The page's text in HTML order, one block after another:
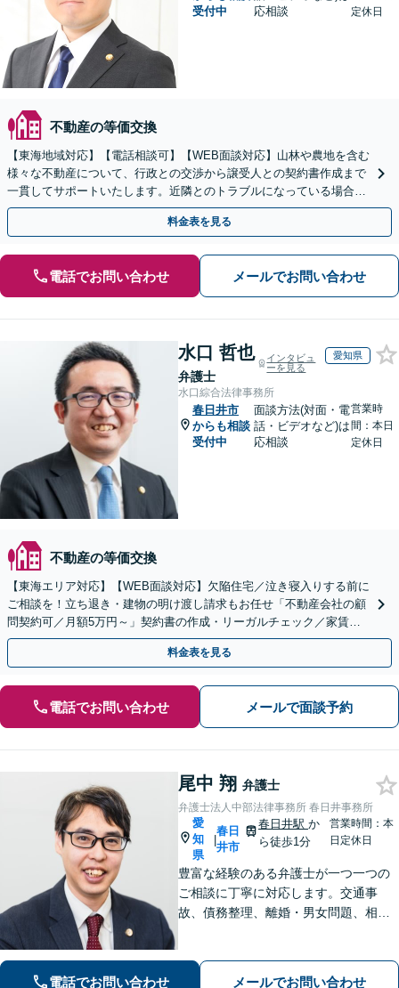
受付中
応相談
定休日
不動産の等価交換
【東海地域対応】【電話相談可】【WEB面談対応】山林や農地を含む
様々な不動産について、行政との交渉から譲受人との契約書作成まで
一貫してサポートいたします。近隣とのトラブルになっている場合
や、解決が難航している案件でも、ぜひご相談ください。
料金表を見る
電話でお問い合わせ メールでお問い合わせ
水口 哲也
弁護士
インタビュ
ーを見る
愛知県
水口綜合法律事務所
春日井市
からも相談
受付中
面談方法(対面・電
話・ビデオなど)は
応相談
営業時
間：本日
定休日
不動産の等価交換
【東海エリア対応】【WEB面談対応】欠陥住宅／泣き寝入りする前に
ご相談を！立ち退き・建物の明け渡し請求もお任せ「不動産会社の顧
問契約可／月額5万円～」契約書の作成・リーガルチェック／家賃の
未払い対応／立退料の増額対応など【休日・夜間相談可】
料金表を見る
電話でお問い合わせ メールで面談予約
尾中 翔 弁護士
弁護士法人中部法律事務所 春日井事務所
愛
知
県
|
春日
井市
春日井駅か
ら徒歩1分
営業時間：本
日定休日
豊富な経験のある弁護士が一つ一つの
ご相談に丁寧に対応します。交通事
故、債務整理、離婚・男女問題、相続
ビスを提供します。【相談無料】【電
電話でお問い合わせ メールでお問い合わせ